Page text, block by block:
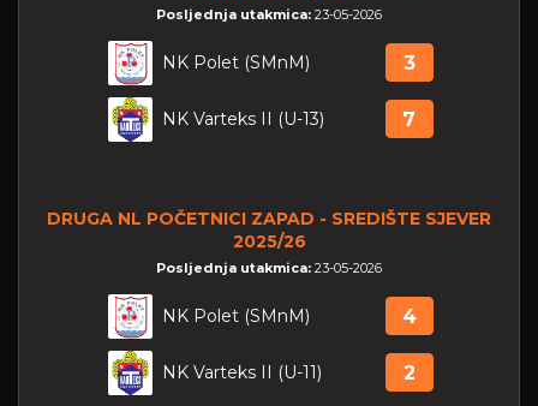
Posljednja utakmica: 23-05-2026
NK Polet (SMnM) 3
NK Varteks II (U-13) 7
DRUGA NL POČETNICI ZAPAD - SREDIŠTE SJEVER
2025/26
Posljednja utakmica: 23-05-2026
NK Polet (SMnM) 4
NK Varteks II (U-11) 2